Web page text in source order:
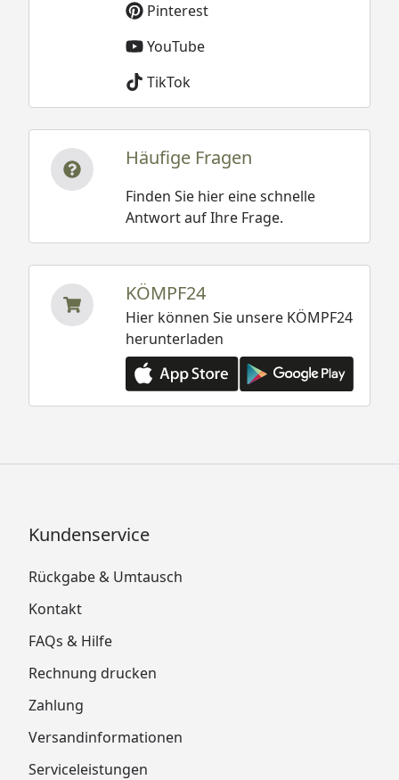
Pinterest
YouTube
TikTok
Häufige Fragen
Finden Sie hier eine schnelle
Antwort auf Ihre Frage.
KÖMPF24
Hier können Sie unsere KÖMPF24
herunterladen
Kundenservice
Rückgabe & Umtausch
Kontakt
FAQs & Hilfe
Rechnung drucken
Zahlung
Versandinformationen
Serviceleistungen